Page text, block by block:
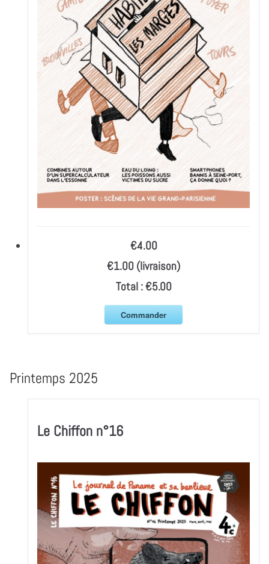
€4.00
€1.00 (livraison)
Total :€5.00
Commander
Printemps 2025
Le Chiffon n°16